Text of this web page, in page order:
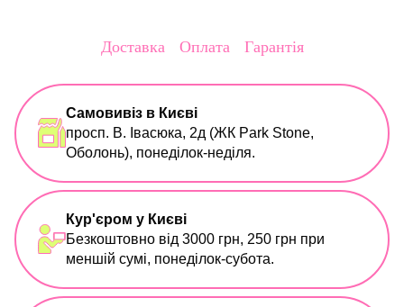
Доставка Оплата Гарантія
Самовивіз в Києві
просп. В. Івасюка, 2д (ЖК Park Stone,
Оболонь), понеділок-неділя.
Кур'єром у Києві
Безкоштовно від 3000 грн, 250 грн при
меншій сумі, понеділок-субота.